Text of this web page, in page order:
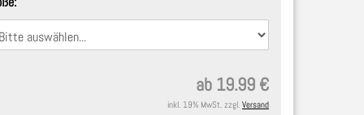
ab 19.99 €
inkl. 19% MwSt. zzgl. Versand